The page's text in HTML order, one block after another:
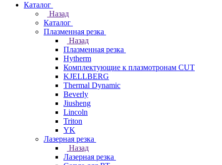
Каталог
Назад
Каталог
Плазменная резка
Назад
Плазменная резка
Hytherm
Комплектующие к плазмотронам CUT
KJELLBERG
Thermal Dynamic
Beverly
Jiusheng
Lincoln
Triton
YK
Лазерная резка
Назад
Лазерная резка